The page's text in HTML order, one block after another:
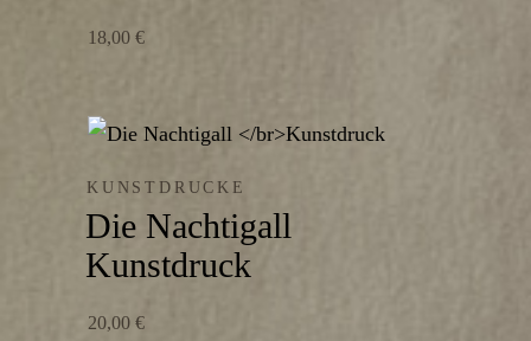
18,00 €
KUNSTDRUCKE
Die Nachtigall
Kunstdruck
20,00 €